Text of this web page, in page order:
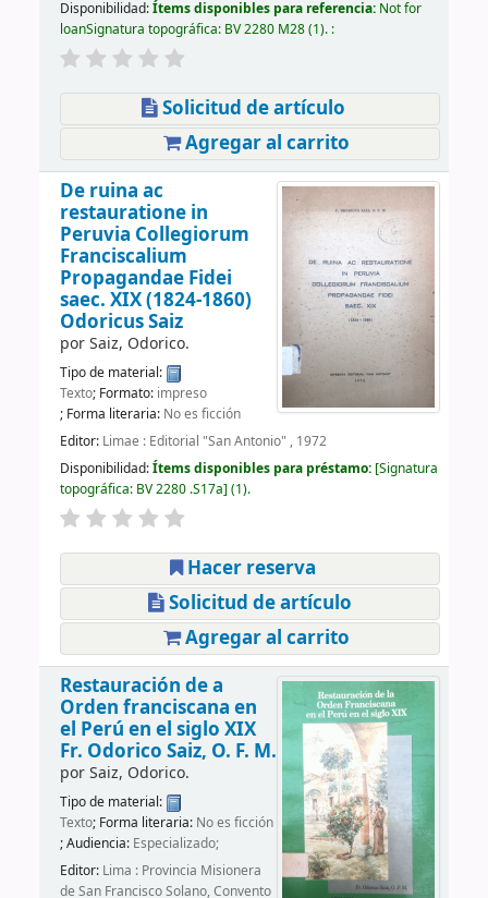
Disponibilidad:Ítems disponibles para referencia: Not for
loanSignatura topográfica: BV 2280 M28(1). :
Solicitud de artículo
Agregar al carrito
De ruina ac
restauratione in
Peruvia Collegiorum
Franciscalium
Propagandae Fidei
saec. XIX (1824-1860)
Odoricus Saiz
porSaiz, Odorico.
Tipo de material:
Texto; Formato: impreso
; Forma literaria: No es ficción
Editor: Limae : Editorial "San Antonio" , 1972
Disponibilidad:Ítems disponibles para préstamo: Signatura
topográfica: BV 2280 .S17a (1).
Hacer reserva
Solicitud de artículo
Agregar al carrito
Restauración de a
Orden franciscana en
el Perú en el siglo XIX
Fr. Odorico Saiz, O. F. M.
porSaiz, Odorico.
Tipo de material:
Texto; Forma literaria: No es ficción
; Audiencia: Especializado;
Editor: Lima : Provincia Misionera
de San Francisco Solano, Convento